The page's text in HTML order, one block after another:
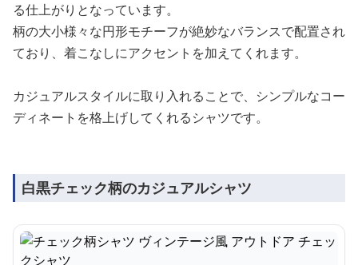
る仕上がりとなっています。
柄の大小様々な円形モチーフが絶妙なバランスで配置され
ており、着こなしにアクセントを加えてくれます。
カジュアルスタイルに取り入れることで、シンプルなコー
ディネートを格上げしてくれるシャツです。
白黒チェック柄のカジュアルシャツ